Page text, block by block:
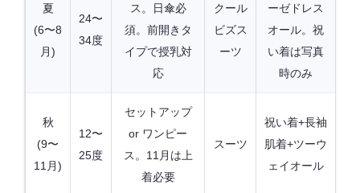
夏
(6〜8
月)
24〜
34度
ス。日傘必
須。前開きタ
イプで授乳対
応
クール
ビズス
ーツ
ーゼドレス
オール。祝
い着は写真
時のみ
秋
(9〜
11月)
12〜
25度
セットアップ
or ワンピー
ス。11月は上
着必要
スーツ
祝い着+長袖
肌着+ツーウ
ェイオール